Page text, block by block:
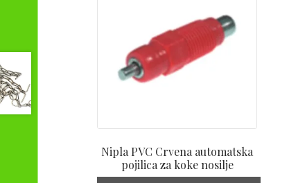
Nipla PVC Crvena automatska
pojilica za koke nosilje